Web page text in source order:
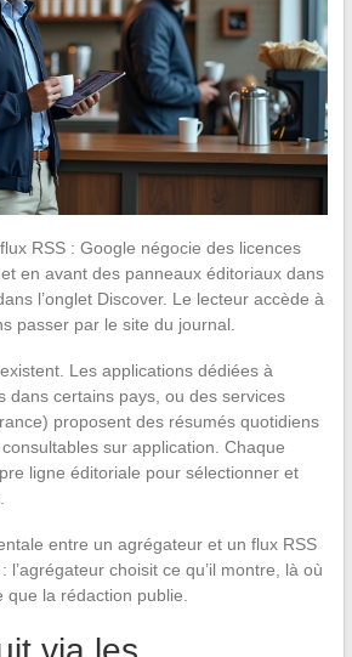
RSS : Google négocie des licences
en avant des panneaux éditoriaux dans
l’onglet Discover. Le lecteur accède à
passer par le site du journal.
Les applications dédiées à
dans certains pays, ou des services
proposent des résumés quotidiens
sur application. Chaque
ligne éditoriale pour sélectionner et
entre un agrégateur et un flux RSS
l’agrégateur choisit ce qu’il montre, là où
la rédaction publie.